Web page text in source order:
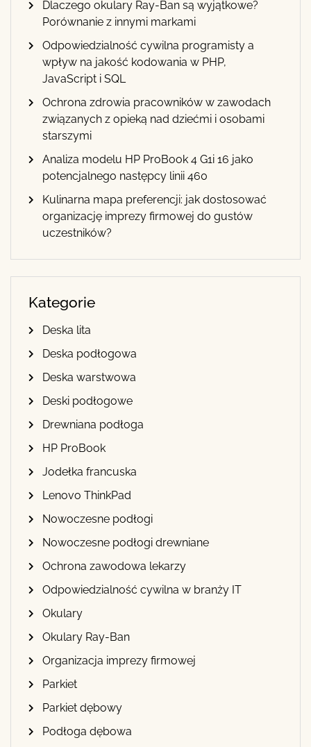
Dlaczego okulary Ray-Ban są wyjątkowe?
Porównanie z innymi markami
Odpowiedzialność cywilna programisty a
wpływ na jakość kodowania w PHP,
JavaScript i SQL
Ochrona zdrowia pracowników w zawodach
związanych z opieką nad dziećmi i osobami
starszymi
Analiza modelu HP ProBook 4 G1i 16 jako
potencjalnego następcy linii 460
Kulinarna mapa preferencji: jak dostosować
organizację imprezy firmowej do gustów
uczestników?
Kategorie
Deska lita
Deska podłogowa
Deska warstwowa
Deski podłogowe
Drewniana podłoga
HP ProBook
Jodełka francuska
Lenovo ThinkPad
Nowoczesne podłogi
Nowoczesne podłogi drewniane
Ochrona zawodowa lekarzy
Odpowiedzialność cywilna w branży IT
Okulary
Okulary Ray-Ban
Organizacja imprezy firmowej
Parkiet
Parkiet dębowy
Podłoga dębowa